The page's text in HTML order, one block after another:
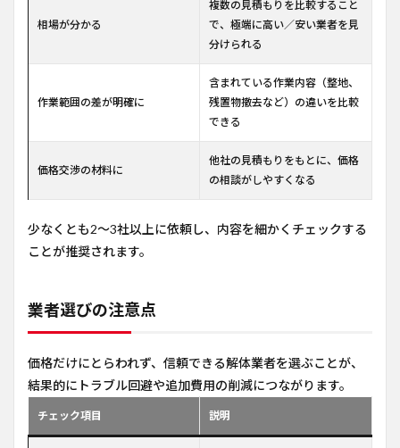
相場が分かる
複数の見積もりを比較すること
で、極端に高い／安い業者を見
分けられる
作業範囲の差が明確に
含まれている作業内容（整地、
残置物撤去など）の違いを比較
できる
価格交渉の材料に
他社の見積もりをもとに、価格
の相談がしやすくなる
少なくとも2〜3社以上に依頼し、内容を細かくチェックする
ことが推奨されます。
業者選びの注意点
価格だけにとらわれず、信頼できる解体業者を選ぶことが、
結果的にトラブル回避や追加費用の削減につながります。
チェック項目 説明